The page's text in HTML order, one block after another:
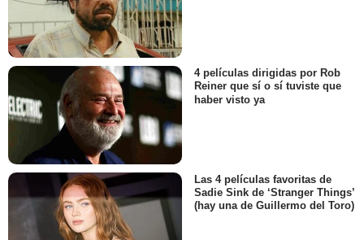
4 películas dirigidas por Rob
Reiner que sí o sí tuviste que
haber visto ya
Las 4 películas favoritas de
Sadie Sink de ‘Stranger Things’
(hay una de Guillermo del Toro)